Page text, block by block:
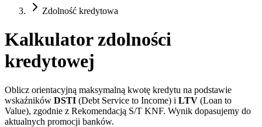
Zdolność kredytowa
Kalkulator zdolności
kredytowej
Oblicz orientacyjną maksymalną kwotę kredytu na podstawie
wskaźników DSTI (Debt Service to Income) i LTV (Loan to
Value), zgodnie z Rekomendacją S/T KNF. Wynik dopasujemy do
aktualnych promocji banków.